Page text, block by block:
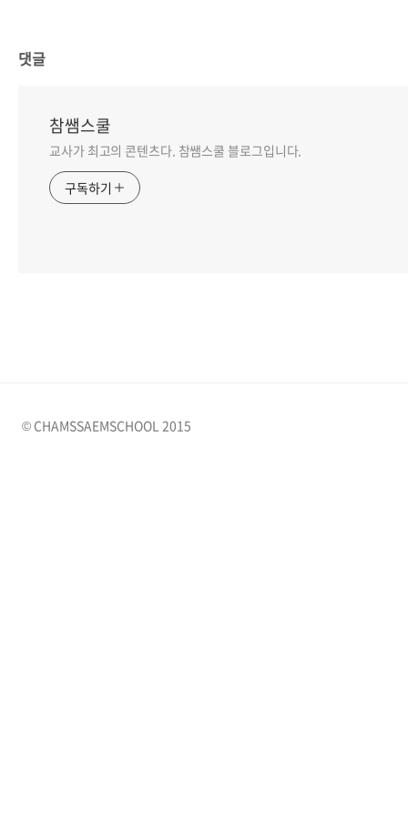
댓글
참쌤스쿨
교사가 최고의 콘텐츠다. 참쌤스쿨 블로그입니다.
구독하기
© CHAMSSAEMSCHOOL 2015